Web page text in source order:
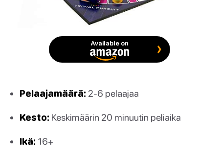
Available on
Pelaajamäärä: 2-6 pelaajaa
Kesto: Keskimäärin 20 minuutin peliaika
Ikä: 16+